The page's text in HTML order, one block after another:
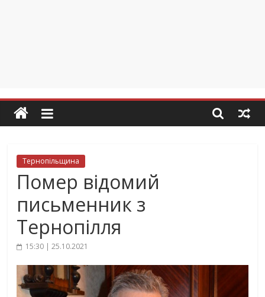
Тернопільщина
Помер відомий
письменник з
Тернопілля
15:30 | 25.10.2021